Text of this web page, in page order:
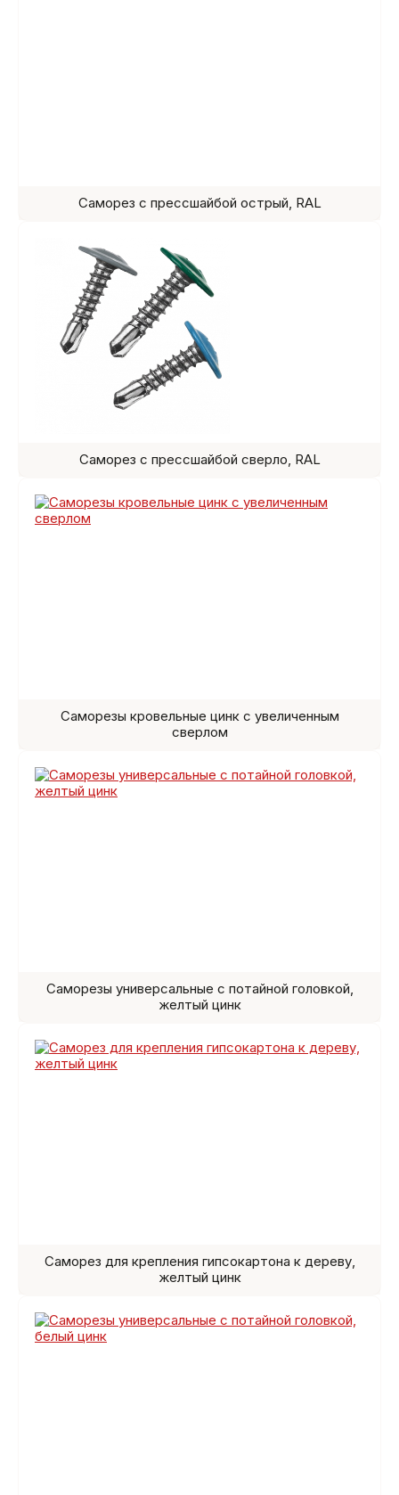
Саморез с прессшайбой острый, RAL
Саморез с прессшайбой сверло, RAL
Саморезы кровельные цинк с увеличенным
сверлом
Саморезы универсальные с потайной головкой,
желтый цинк
Саморез для крепления гипсокартона к дереву,
желтый цинк